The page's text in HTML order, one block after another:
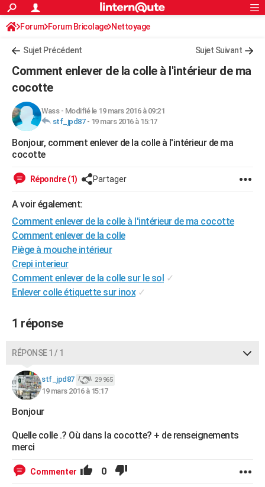
ACTUALITÉS
Politique
Société
Faits Divers
Education
Monde
Villes
+
Programme TV
Streaming
Sorties cinéma
FINANCE
Retraite
Impôts
Epargne
Immobilier
Risques naturels par ville
Banque
Assurance
Crédit
AUTO
Essais
Réserver un essai
Citadines
Berlines
SUV
Forum auto
HIGH-TECH
Mobiles
Meilleur smartphone
Internet
Ordinateurs
Jeux vidéo
Guide high-tech
+BRICOLAGE
Forum
Aménagement intérieur
Extérieur
Cuisine
Salle de bains
Jardinage
Rangement
WEEK-END
Guides de France
Escapades
Patrimoine
Expositions
Musées
Week-end nature
+LIFESTYLE
Art de vivre
Bien-être
Loisirs
Mode
Modes de vie
SANTE
Alimentation
Guide de la santé
Maladies
Médicaments
Sommeil
VOYAGE
Destinations
City break
Voyage nature
Voyage de noces
Forum
Climat
+PHOTO
BONS PLANS
CARTE DE VOEUX
Carte de Noël
Carte Bonne année
Carte Saint-Valentin
Carte Pâques
Carte d'anniversaire
DICTIONNAIRE
Dictionnaire
Biographies
Citations
Expressions
Proverbes
PROGRAMME TV
S'inscrire
Se connecter
Lycées
Collèges
Primaires
Universités
Entreprises
Service militaire
Avis de recherche
AVIS DE DÉCÈS
FORUM
S'inscrire
Connexion
Forum Forum Bricolage Nettoyage
Sujet Précédent Sujet Suivant
Comment enlever de la colle à l'intérieur de ma
cocotte
Wass- Modifié le 19 mars 2016 à 09:21
stf_jpd87- 19 mars 2016 à 15:17
Bonjour, comment enlever de la colle à l'intérieur de ma
cocotte
Répondre (1) Partager
A voir également:
Comment enlever de la colle à l'intérieur de ma cocotte
Comment enlever de la colle
Piège à mouche intérieur
Crepi interieur
Comment enlever de la colle sur le sol ✓
Enlever colle étiquette sur inox ✓
1 réponse
RÉPONSE 1 / 1
stf_jpd87 29 965
19 mars 2016 à 15:17
Bonjour
Quelle colle .? Où dans la cocotte? + de renseignements
merci
Commenter 0